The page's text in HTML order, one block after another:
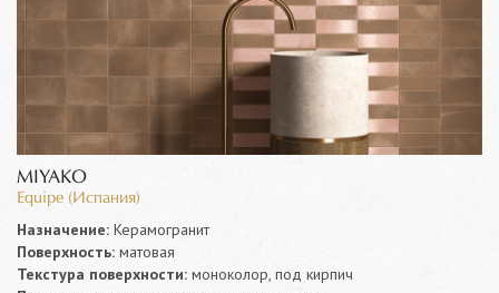
MIYAKO
Equipe (Испания)
Назначение: Керамогранит
Поверхность: матовая
Текстура поверхности: моноколор, под кирпич